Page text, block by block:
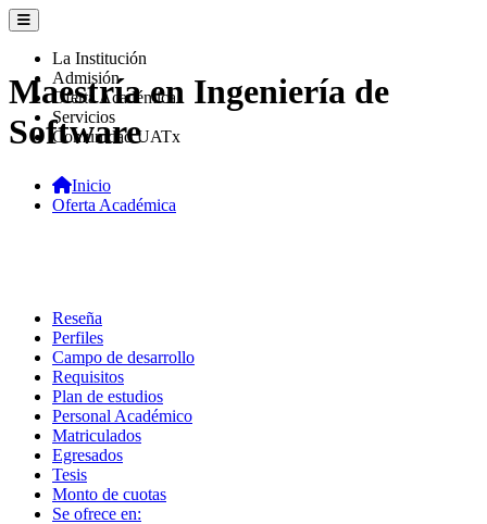
La Institución
Admisión
Oferta Académica
Servicios
Comunidad UATx
Maestría en Ingeniería de
Software
Inicio
Oferta Académica
Reseña
Perfiles
Campo de desarrollo
Requisitos
Plan de estudios
Personal Académico
Matriculados
Egresados
Tesis
Monto de cuotas
Se ofrece en: